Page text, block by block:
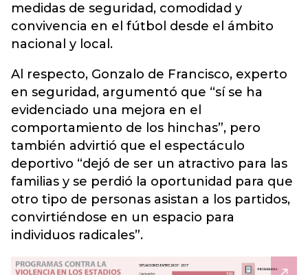
medidas de seguridad, comodidad y
convivencia en el fútbol desde el ámbito
nacional y local.
Al respecto, Gonzalo de Francisco, experto
en seguridad, argumentó que “sí se ha
evidenciado una mejora en el
comportamiento de los hinchas”, pero
también advirtió que el espectáculo
deportivo “dejó de ser un atractivo para las
familias y se perdió la oportunidad para que
otro tipo de personas asistan a los partidos,
convirtiéndose en un espacio para
individuos radicales”.